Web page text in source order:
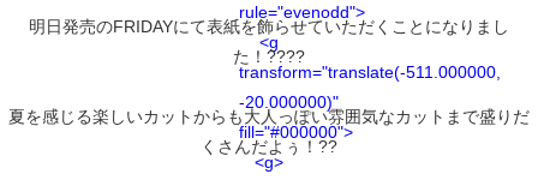
rule="evenodd">
<g
transform="translate(-511.000000,
-20.000000)"
fill="#000000">
<g>
明日発売のFRIDAYにて表紙を飾らせていただくことになりまし
た！????
夏を感じる楽しいカットからも大人っぽい雰囲気なカットまで盛りだ
くさんだよぅ！??